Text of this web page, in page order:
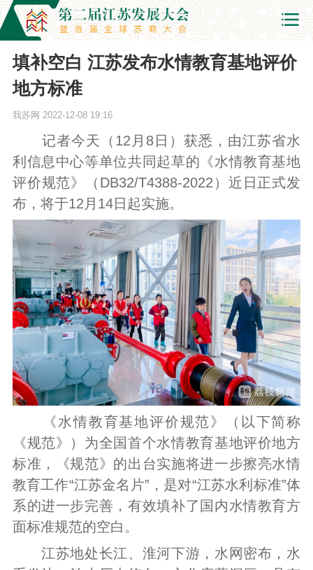
填补空白 江苏发布水情教育基地评价
地方标准
我苏网 2022-12-08 19:16
记者今天（12月8日）获悉，由江苏省水
利信息中心等单位共同起草的《水情教育基地
评价规范》（DB32/T4388-2022）近日正式发
布，将于12月14日起实施。
《水情教育基地评价规范》（以下简称
《规范》）为全国首个水情教育基地评价地方
标准，《规范》的出台实施将进一步擦亮水情
教育工作“江苏金名片”，是对“江苏水利标准”体
系的进一步完善，有效填补了国内水情教育方
面标准规范的空白。
江苏地处长江、淮河下游，水网密布，水